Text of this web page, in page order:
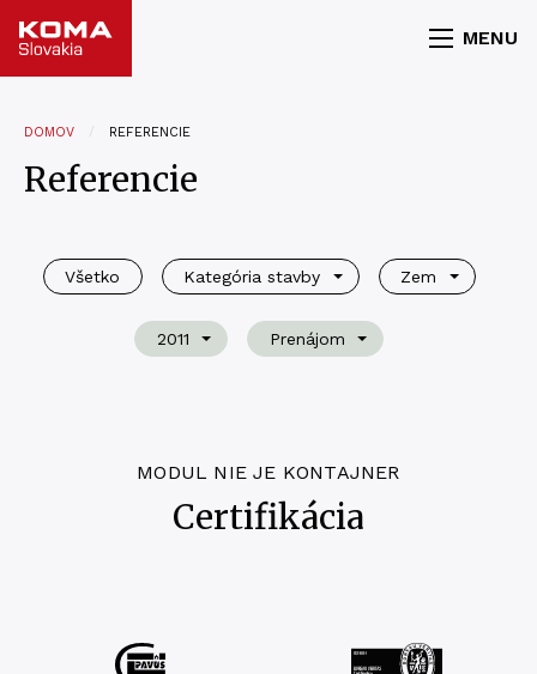
MENU
DOMOV REFERENCIE
Referencie
Všetko Kategória stavby Zem
2011 Prenájom
MODUL NIE JE KONTAJNER
Certifikácia